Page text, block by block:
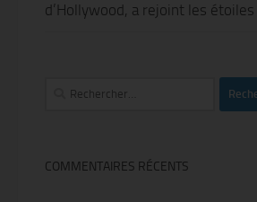
d’Hollywood, a rejoint les étoiles !!
Rechercher :
COMMENTAIRES RÉCENTS